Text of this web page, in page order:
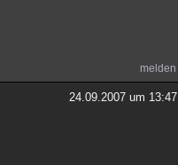
melden
24.09.2007 um 13:47